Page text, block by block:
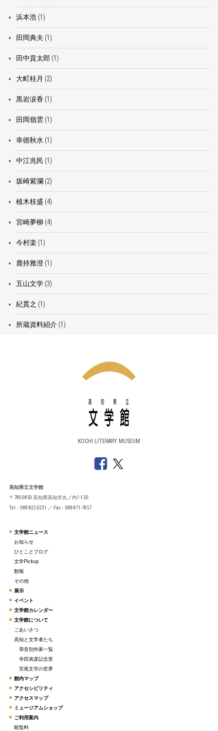
浜本浩(1)
田岡典夫 (1)
田中貢太郎 (1)
大町桂月 (2)
黒岩涙香(1)
田岡嶺雲(1)
幸徳秋水 (1)
中江兆民 (1)
坂崎紫瀾 (2)
植木枝盛 (4)
宮崎夢柳 (4)
今村楽 (1)
鹿持雅澄(1)
五山文学(3)
紀貫之 (1)
所蔵資料紹介(1)
KOCHI LITERARY MUSEUM
高知県立文学館
〒780-0850 高知県高知市丸ノ内1-1-20
Tel：088-822-0231 ／ Fax：088-871-7857
文学館ニュース
お知らせ
ひとことブログ
文学Pickup
館報
その他
展示
イベント
文学館カレンダー
文学館について
ごあいさつ
高知と文学者たち
50音別作家一覧
寺田寅彦記念室
宮尾文学の世界
館内マップ
アクセシビリティ
アクセスマップ
ミュージアムショップ
ご利用案内
観覧料